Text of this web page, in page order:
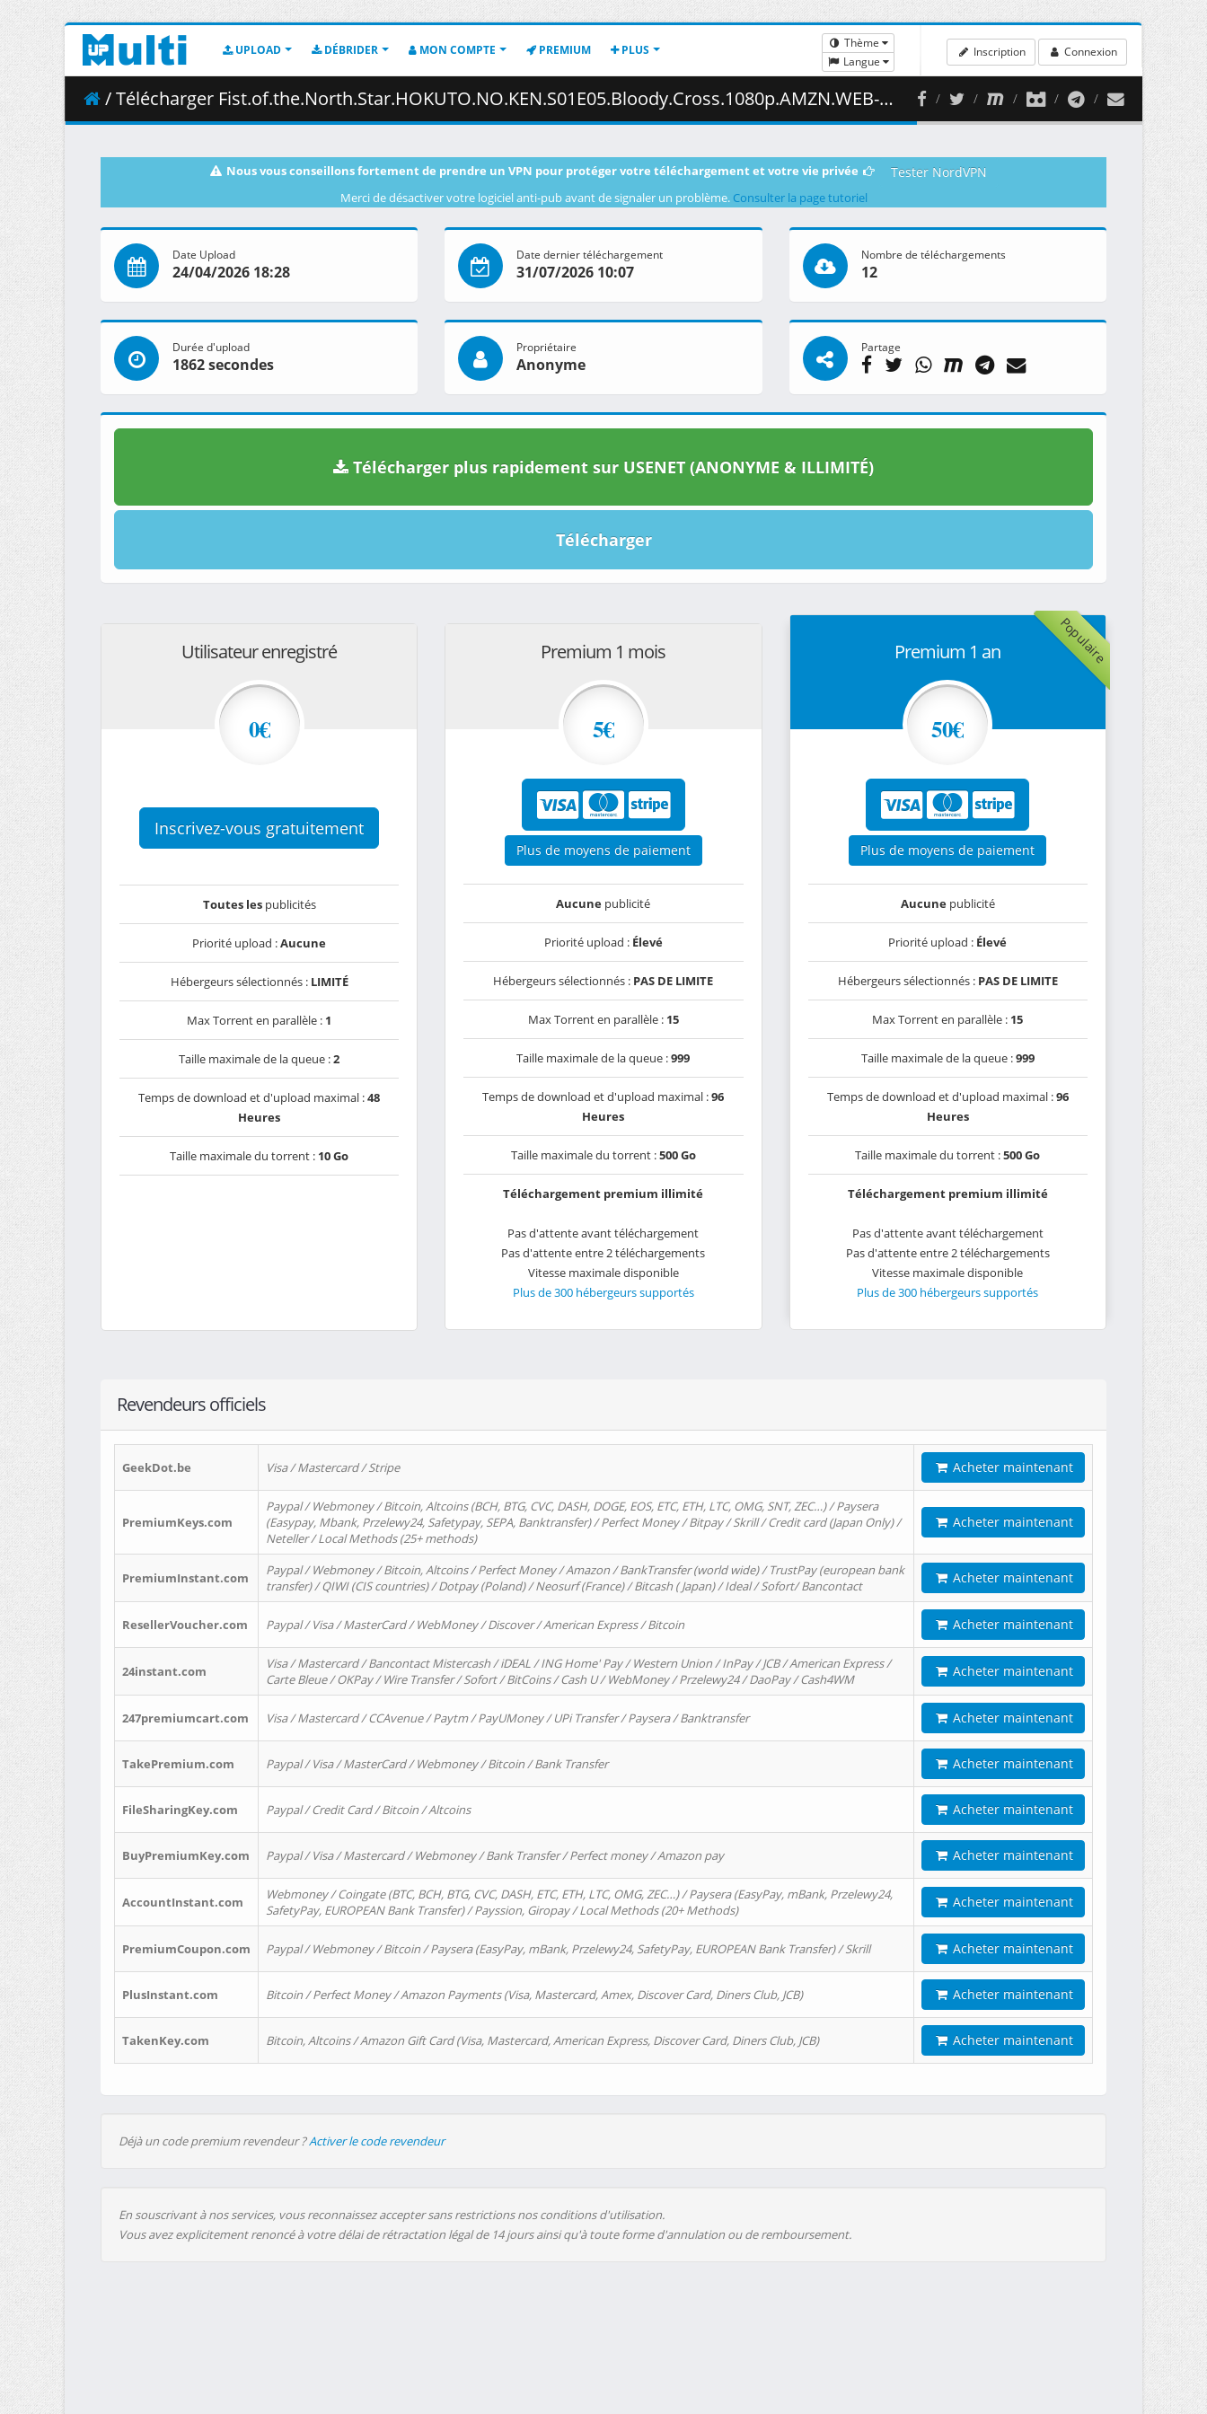
UPLOAD DÉBRIDER MON COMPTE PREMIUM PLUS
Thème
Langue
Inscription Connexion
/ Télécharger Fist.of.the.North.Star.HOKUTO.NO.KEN.S01E05.Bloody.Cross.1080p.AMZN.WEB-DL.DUAL.DDP2.0.H.264.MSubs-ToonsHub.mkv.003 ( 428.95 MB )
Nous vous conseillons fortement de prendre un VPN pour protéger votre téléchargement et votre vie privée Tester NordVPN
Merci de désactiver votre logiciel anti-pub avant de signaler un problème. Consulter la page tutoriel
Date Upload
24/04/2026 18:28
Date dernier téléchargement
31/07/2026 10:07
Nombre de téléchargements
12
Durée d'upload
1862 secondes
Propriétaire
Anonyme
Partage
Télécharger plus rapidement sur USENET (ANONYME & ILLIMITÉ)
Télécharger
Utilisateur enregistré
0€
Inscrivez-vous gratuitement
Toutes lespublicités
Priorité upload :Aucune
Hébergeurs sélectionnés : LIMITÉ
Max Torrent en parallèle : 1
Taille maximale de la queue :2
Temps de download et d'upload maximal :48
Heures
Taille maximale du torrent : 10 Go
Premium 1 mois
5€
Plus de moyens de paiement
Aucune publicité
Priorité upload : Élevé
Hébergeurs sélectionnés : PAS DE LIMITE
Max Torrent en parallèle : 15
Taille maximale de la queue :999
Temps de download et d'upload maximal :96
Heures
Taille maximale du torrent :500 Go
Téléchargement premium illimité
Pas d'attente avant téléchargement
Pas d'attente entre 2 téléchargements
Vitesse maximale disponible
Plus de 300 hébergeurs supportés
Populaire
Premium 1 an
50€
Plus de moyens de paiement
Aucunepublicité
Priorité upload : Élevé
Hébergeurs sélectionnés : PAS DE LIMITE
Max Torrent en parallèle : 15
Taille maximale de la queue :999
Temps de download et d'upload maximal :96
Heures
Taille maximale du torrent :500 Go
Téléchargement premium illimité
Pas d'attente avant téléchargement
Pas d'attente entre 2 téléchargements
Vitesse maximale disponible
Plus de 300 hébergeurs supportés
Revendeurs officiels
GeekDot.be Visa / Mastercard / Stripe Acheter maintenant
PremiumKeys.com
Paypal / Webmoney / Bitcoin, Altcoins (BCH, BTG, CVC, DASH, DOGE, EOS, ETC, ETH, LTC, OMG, SNT, ZEC…) / Paysera
(Easypay, Mbank, Przelewy24, Safetypay, SEPA, Banktransfer) / Perfect Money / Bitpay / Skrill / Credit card (Japan Only) /
Neteller / Local Methods (25+ methods)
Acheter maintenant
PremiumInstant.com
Paypal / Webmoney / Bitcoin, Altcoins / Perfect Money / Amazon / BankTransfer (world wide) / TrustPay (european bank
transfer) / QIWI (CIS countries) / Dotpay (Poland) / Neosurf (France) / Bitcash ( Japan) / Ideal / Sofort/ Bancontact
Acheter maintenant
ResellerVoucher.com Paypal / Visa / MasterCard / WebMoney / Discover / American Express / Bitcoin Acheter maintenant
24instant.com
Visa / Mastercard / Bancontact Mistercash / iDEAL / ING Home' Pay / Western Union / InPay / JCB / American Express /
Carte Bleue / OKPay / Wire Transfer / Sofort / BitCoins / Cash U / WebMoney / Przelewy24 / DaoPay / Cash4WM
Acheter maintenant
247premiumcart.com Visa / Mastercard / CCAvenue / Paytm / PayUMoney / UPi Transfer / Paysera / Banktransfer Acheter maintenant
TakePremium.com Paypal / Visa / MasterCard / Webmoney / Bitcoin / Bank Transfer Acheter maintenant
FileSharingKey.com Paypal / Credit Card / Bitcoin / Altcoins Acheter maintenant
BuyPremiumKey.com Paypal / Visa / Mastercard / Webmoney / Bank Transfer / Perfect money / Amazon pay Acheter maintenant
AccountInstant.com
Webmoney / Coingate (BTC, BCH, BTG, CVC, DASH, ETC, ETH, LTC, OMG, ZEC…) / Paysera (EasyPay, mBank, Przelewy24,
SafetyPay, EUROPEAN Bank Transfer) / Payssion, Giropay / Local Methods (20+ Methods)
Acheter maintenant
PremiumCoupon.com Paypal / Webmoney / Bitcoin / Paysera (EasyPay, mBank, Przelewy24, SafetyPay, EUROPEAN Bank Transfer) / Skrill Acheter maintenant
PlusInstant.com Bitcoin / Perfect Money / Amazon Payments (Visa, Mastercard, Amex, Discover Card, Diners Club, JCB) Acheter maintenant
TakenKey.com Bitcoin, Altcoins / Amazon Gift Card (Visa, Mastercard, American Express, Discover Card, Diners Club, JCB) Acheter maintenant
Déjà un code premium revendeur ?Activer le code revendeur
En souscrivant à nos services, vous reconnaissez accepter sans restrictions nos conditions d'utilisation.
Vous avez explicitement renoncé à votre délai de rétractation légal de 14 jours ainsi qu'à toute forme d'annulation ou de remboursement.